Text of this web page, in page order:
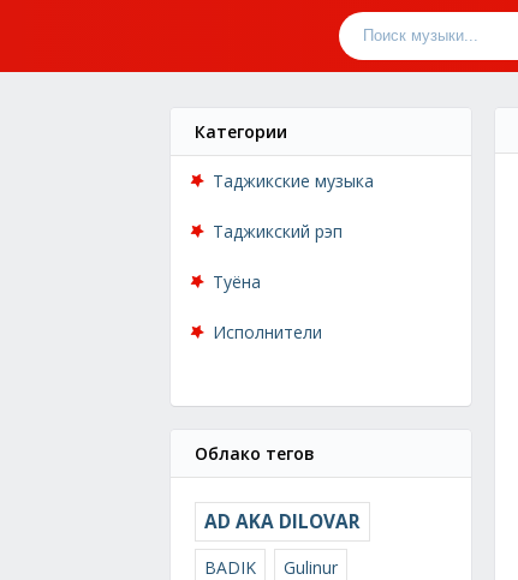
Категории
Таджикские музыка
Таджикский рэп
Туёна
Исполнители
Облако тегов
AD AKA DILOVAR
BADIK Gulinur